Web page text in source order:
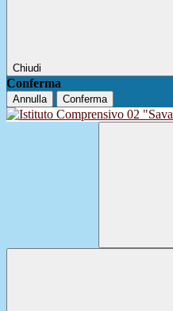
Chiudi
Conferma
Annulla Conferma